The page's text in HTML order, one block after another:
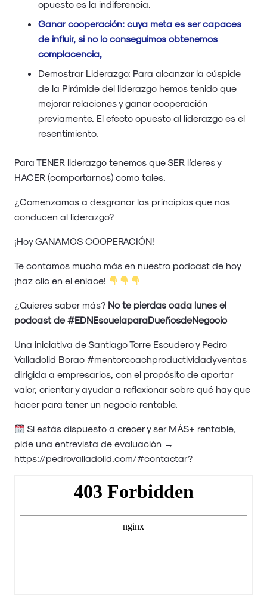
opuesto es la indiferencia.
Ganar cooperación: cuya meta es ser capaces
de influir, si no lo conseguimos obtenemos
complacencia,
Demostrar Liderazgo: Para alcanzar la cúspide
de la Pirámide del liderazgo hemos tenido que
mejorar relaciones y ganar cooperación
previamente. El efecto opuesto al liderazgo es el
resentimiento.
Para TENER liderazgo tenemos que SER líderes y
HACER (comportarnos) como tales.
¿Comenzamos a desgranar los principios que nos
conducen al liderazgo?
¡Hoy GANAMOS COOPERACIÓN!
Te contamos mucho más en nuestro podcast de hoy
¡haz clic en el enlace!
¿Quieres saber más? No te pierdas cada lunes el
podcast de #EDNEscuelaparaDueñosdeNegocio
Una iniciativa de Santiago Torre Escudero y Pedro
Valladolid Borao #mentorcoachproductividadyventas
dirigida a empresarios, con el propósito de aportar
valor, orientar y ayudar a reflexionar sobre qué hay que
hacer para tener un negocio rentable.
Si estás dispuesto a crecer y ser MÁS+ rentable,
pide una entrevista de evaluación →
https://pedrovalladolid.com/#contactar?